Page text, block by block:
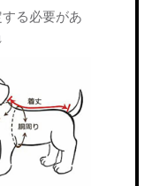
る必要があ